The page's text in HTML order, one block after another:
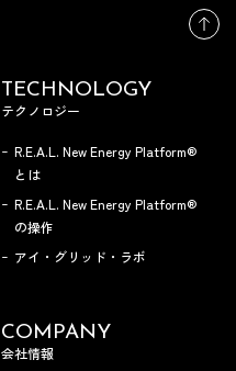
TECHNOLOGY
テクノロジー
R.E.A.L. New Energy Platform®
とは
R.E.A.L. New Energy Platform®
の操作
アイ・グリッド・ラボ
COMPANY
会社情報